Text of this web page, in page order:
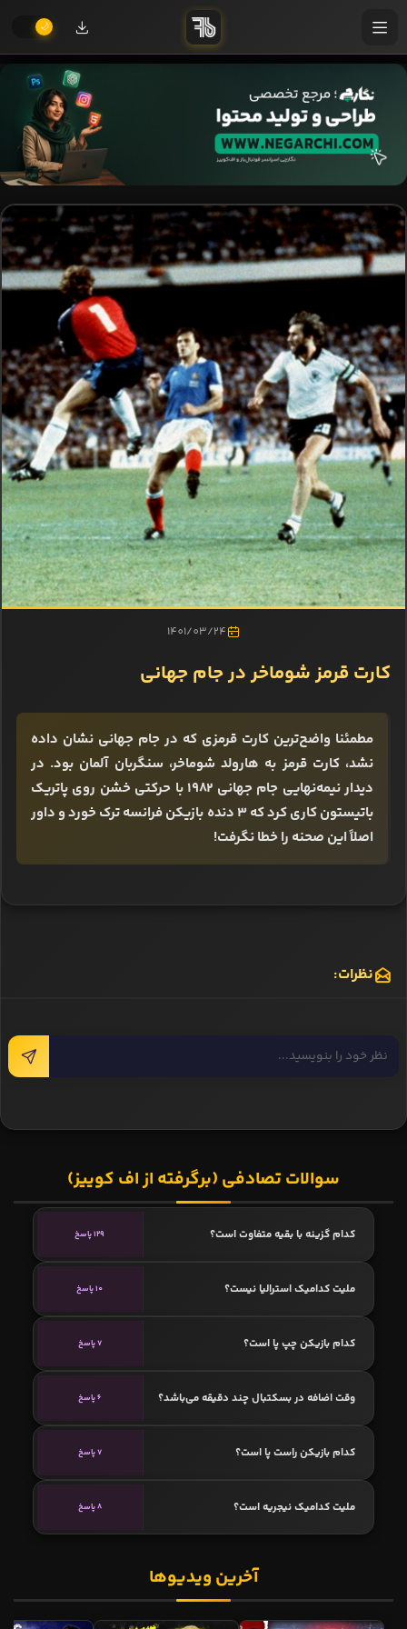
1401/03/24
کارت قرمز شوماخر در جام جهانی
مطمئنا واضح‌ترین کارت قرمزی که در جام جهانی نشان داده
نشد، کارت قرمز به هارولد شوماخر، سنگربان آلمان بود. در
دیدار نیمه‌نهایی جام جهانی ۱۹۸۲ با حرکتی خشن روی پاتریک
باتیستون کاری کرد که ۳ دنده بازیکن فرانسه ترک خورد و داور
اصلاً این صحنه را خطا نگرفت!
نظرات:
سوالات تصادفی (برگرفته از اف کوییز)
کدام گزینه با بقیه متفاوت است؟ 129 پاسخ
ملیت کدامیک استرالیا نیست؟ 10 پاسخ
کدام بازیکن چپ پا است؟ 7 پاسخ
وقت اضافه در بسکتبال چند دقیقه می‌باشد؟ 6 پاسخ
کدام بازیکن راست پا است؟ 7 پاسخ
ملیت کدامیک نیجریه است؟ 8 پاسخ
آخرین ویدیوها